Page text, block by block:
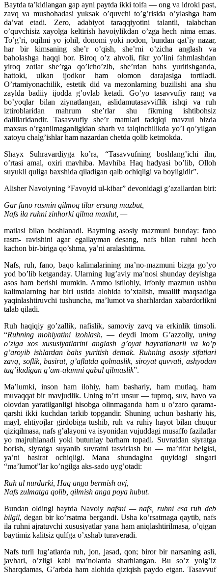
Baytda ta’kidlangan gap ayni paytda ikki toifa — ong va idroki past,
zavq va mushohadasi yuksak o’quvchi to’g’risida o’ylashga ham
da’vat etadi. Zero, adabiyot taraqqiyotini talantli, talabchan
o’quvchisiz xayolga keltirish havoiylikdan o’zga hech nima emas.
To’g’ri, oqilmi yo johil, donomi yoki nodon, bundan qat’iy nazar,
har bir kimsaning she’r o’qish, she’rni o’zicha anglash va
baholashga haqqi bor. Biroq o’z ahvoli, fikr yo’lini fahmlashdan
yiroq zotlar she’rga qo’lcho’zib, she’rdan bahs yuritishganda,
hattoki, ulkan ijodkor ham olomon darajasiga tortiladi.
O’rtamiyonachilik, estetik did va mezonlarning buzilishi ana shu
zaylda badiiy ijodda g’ovlab ketadi. Go’yo tasavvufiy rang va
bo’yoqlar bilan ziynatlangan, aslidamutasavviflik ishqi va ruh
iztiroblaridan mahrum she’rlar shu fikrning ishtibohsiz
dalillaridandir. Tasavvufiy she’r matnlari tadqiqi mavzui bizda
maxsus o’rganilmaganligidan sharh va talqinchilikda yo’l qo’yilgan
xatoyu chalg’ishlar ham nazardan chetda qolib ketmokda.
Shayx Suhravardiyga ko’ra, “Tasavvufning boshlang’ichi ilm,
o’rtasi amal, oxiri mavhiba. Mavhiba Haq hadyasi bo’lib, Olloh
suyukli quliga baxshida qiladigan qalb ochiqligi va boyligidir”.
Alisher Navoiyning “Favoyid ul-kibar” devonidagi g’azallardan biri:
Gar fano rasmin qilmoq tilar ersang mazbut,
Nafs ila ruhni zinhorki qilma maxlut, —
matlasi bilan boshlanadi. Baytning asosiy mazmuni bunday: fano
rasm- ravishini agar egallayman desang, nafs bilan ruhni hech
kachon bir-biriga qo’shma, ya’ni aralashtirma.
Nafs, ruh, fano, baqo kalimalarining ma’no-mazmuni bizga go’yo
yod bo’lib ketganday. Ularning lug’aviy ma’nosi shunday deyishga
asos ham berishi mumkin. Ammo istilohiy, irfoniy mazmun ushbu
kalimalarning har biri ustida alohida to’xtalish, muallif maqsadiga
yaqinlashtiruvchi tushuncha, ma’lumot va sharhlardan xabardorlikni
talab qiladi.
Ruh haqiqiy go’zallik, nafislik, samoviy zavq va erkinlik timsoli.
“Ruhning mohiyatini izohlash, — deydi Imom G’azzoliy, uning
o’ziga xos xususiyatlarini anglash g’oyat hayratlanarli va ko’p
g’aroyib ishlardan bahs yuritish demak. Ruhning asosiy sifatlari
zavq, soflik, basirat, g’aflatda qolmaslik, siroyat quvvati, ashyodan
tug’iladigan g’am-alamni qabul qilmaslik”.
Ma’lumki, inson ham ilohiy, ham bashariy, ham mutlaq, ham
muvaqqat bir mavjudlik. Uning to’rt unsur — tuproq, suv, havo va
olovdan yaratilganligi hisobga olinmaganda ham u o’zaro qarama-
qarshi ikki kuchdan tarkib topgandir. Shuning uchun bashariy his,
mayl, ehtiyojlar girdobiga tushib, ruh va ruhiy hayot bilan chuqur
qiziqilmasa, nafs g’alayoni va isyonidan vujuddagi musaffo fazilatlar
yo majruhlanadi yoki butunlay barham topadi. Suvratdan siyratga
borish, siyratga suyanib suvratni tasvirlash bu — ma’rifat belgisi,
ya’ni basirat ochiqligi. Mana shundagina quyidagi singari
“ma’lumot”lar ko’ngilga aks-sado uyg’otadi:
Ruh ul nurdurki, Haq anga bermish avj,
Nafs zulmatga qolib, qilmish anga poya hubut.
Bundan oldingi baytda Navoiy nafsni — nafs, ruhni esa ruh deb
bilgil, degan bir ko’rsatma bergandi. Usha ko’rsatmaga qaytib, nafs
ila ruhni ajratuvchi xususiyatlar yana ham aniqlashtirilmasa, o’qigan
baytimiz kalitsiz qulfga o’xshab turaveradi.
Nafs turli lug’atlarda ruh, jon, jasad, qon; biror bir narsaning asli,
javhari, o’zligi kabi ma’nolarda sharhlangan. Bu so’z yolg’iz
Sharqdamas, G’arbda ham alohida qiziqish paydo etgan. Tasavvuf